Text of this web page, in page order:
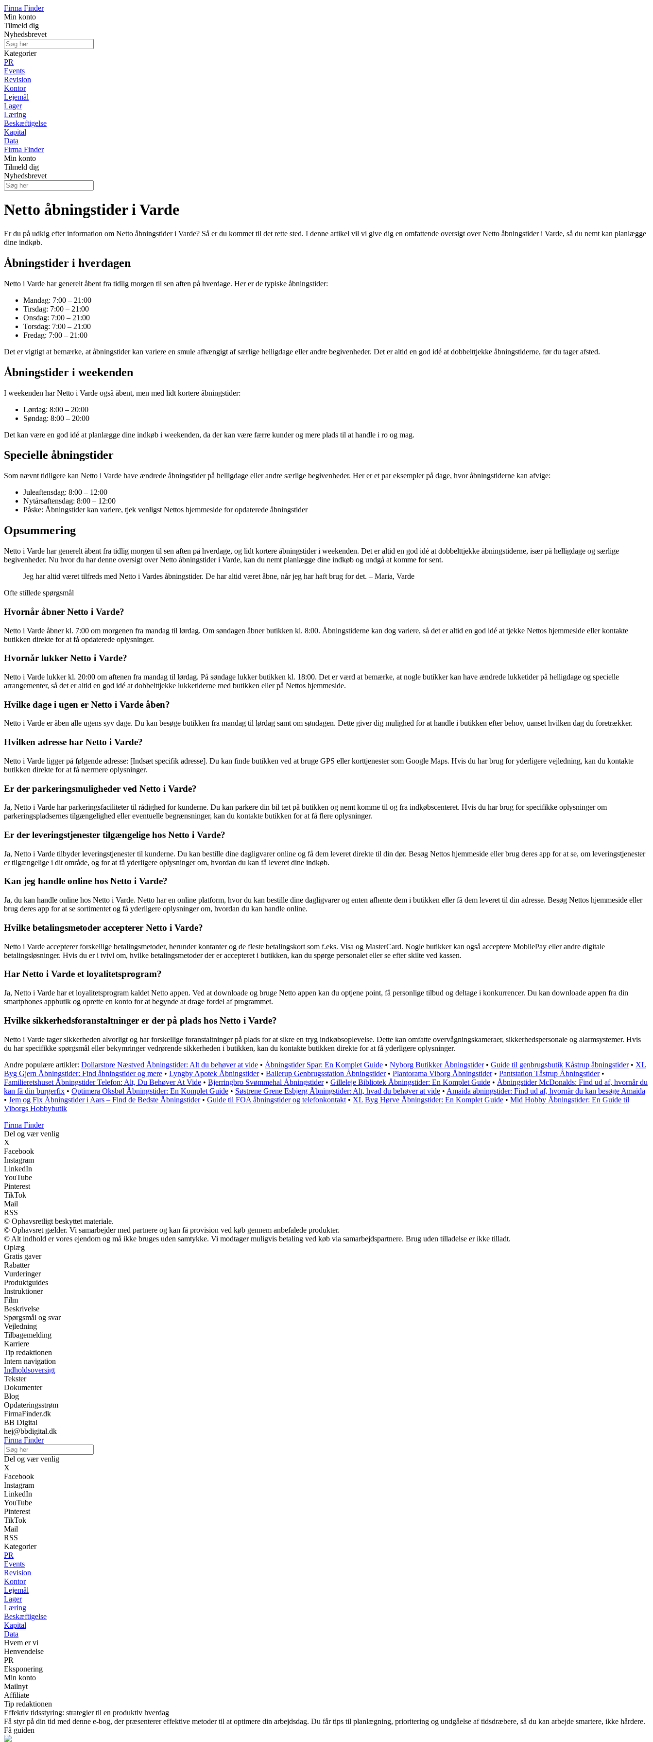
Firma Finder
Min konto
Tilmeld dig
Nyhedsbrevet
Kategorier
PR
Events
Revision
Kontor
Lejemål
Lager
Læring
Beskæftigelse
Kapital
Data
Firma Finder
Min konto
Tilmeld dig
Nyhedsbrevet
Netto åbningstider i Varde
Er du på udkig efter information om Netto åbningstider i Varde? Så er du kommet til det rette sted. I denne artikel vil vi give dig en omfattende oversigt over Netto åbningstider i Varde, så du nemt kan planlægge
dine indkøb.
Åbningstider i hverdagen
Netto i Varde har generelt åbent fra tidlig morgen til sen aften på hverdage. Her er de typiske åbningstider:
Mandag: 7:00 – 21:00
Tirsdag: 7:00 – 21:00
Onsdag: 7:00 – 21:00
Torsdag: 7:00 – 21:00
Fredag: 7:00 – 21:00
Det er vigtigt at bemærke, at åbningstider kan variere en smule afhængigt af særlige helligdage eller andre begivenheder. Det er altid en god idé at dobbelttjekke åbningstiderne, før du tager afsted.
Åbningstider i weekenden
I weekenden har Netto i Varde også åbent, men med lidt kortere åbningstider:
Lørdag: 8:00 – 20:00
Søndag: 8:00 – 20:00
Det kan være en god idé at planlægge dine indkøb i weekenden, da der kan være færre kunder og mere plads til at handle i ro og mag.
Specielle åbningstider
Som nævnt tidligere kan Netto i Varde have ændrede åbningstider på helligdage eller andre særlige begivenheder. Her er et par eksempler på dage, hvor åbningstiderne kan afvige:
Juleaftensdag: 8:00 – 12:00
Nytårsaftensdag: 8:00 – 12:00
Påske: Åbningstider kan variere, tjek venligst Nettos hjemmeside for opdaterede åbningstider
Opsummering
Netto i Varde har generelt åbent fra tidlig morgen til sen aften på hverdage, og lidt kortere åbningstider i weekenden. Det er altid en god idé at dobbelttjekke åbningstiderne, især på helligdage og særlige
begivenheder. Nu hvor du har denne oversigt over Netto åbningstider i Varde, kan du nemt planlægge dine indkøb og undgå at komme for sent.
Jeg har altid været tilfreds med Netto i Vardes åbningstider. De har altid været åbne, når jeg har haft brug for det. – Maria, Varde
Ofte stillede spørgsmål
Hvornår åbner Netto i Varde?
Netto i Varde åbner kl. 7:00 om morgenen fra mandag til lørdag. Om søndagen åbner butikken kl. 8:00. Åbningstiderne kan dog variere, så det er altid en god idé at tjekke Nettos hjemmeside eller kontakte
butikken direkte for at få opdaterede oplysninger.
Hvornår lukker Netto i Varde?
Netto i Varde lukker kl. 20:00 om aftenen fra mandag til lørdag. På søndage lukker butikken kl. 18:00. Det er værd at bemærke, at nogle butikker kan have ændrede lukketider på helligdage og specielle
arrangementer, så det er altid en god idé at dobbelttjekke lukketiderne med butikken eller på Nettos hjemmeside.
Hvilke dage i ugen er Netto i Varde åben?
Netto i Varde er åben alle ugens syv dage. Du kan besøge butikken fra mandag til lørdag samt om søndagen. Dette giver dig mulighed for at handle i butikken efter behov, uanset hvilken dag du foretrækker.
Hvilken adresse har Netto i Varde?
Netto i Varde ligger på følgende adresse: [Indsæt specifik adresse]. Du kan finde butikken ved at bruge GPS eller korttjenester som Google Maps. Hvis du har brug for yderligere vejledning, kan du kontakte
butikken direkte for at få nærmere oplysninger.
Er der parkeringsmuligheder ved Netto i Varde?
Ja, Netto i Varde har parkeringsfaciliteter til rådighed for kunderne. Du kan parkere din bil tæt på butikken og nemt komme til og fra indkøbscenteret. Hvis du har brug for specifikke oplysninger om
parkeringspladsernes tilgængelighed eller eventuelle begrænsninger, kan du kontakte butikken for at få flere oplysninger.
Er der leveringstjenester tilgængelige hos Netto i Varde?
Ja, Netto i Varde tilbyder leveringstjenester til kunderne. Du kan bestille dine dagligvarer online og få dem leveret direkte til din dør. Besøg Nettos hjemmeside eller brug deres app for at se, om leveringstjenester
er tilgængelige i dit område, og for at få yderligere oplysninger om, hvordan du kan få leveret dine indkøb.
Kan jeg handle online hos Netto i Varde?
Ja, du kan handle online hos Netto i Varde. Netto har en online platform, hvor du kan bestille dine dagligvarer og enten afhente dem i butikken eller få dem leveret til din adresse. Besøg Nettos hjemmeside eller
brug deres app for at se sortimentet og få yderligere oplysninger om, hvordan du kan handle online.
Hvilke betalingsmetoder accepterer Netto i Varde?
Netto i Varde accepterer forskellige betalingsmetoder, herunder kontanter og de fleste betalingskort som f.eks. Visa og MasterCard. Nogle butikker kan også acceptere MobilePay eller andre digitale
betalingsløsninger. Hvis du er i tvivl om, hvilke betalingsmetoder der er accepteret i butikken, kan du spørge personalet eller se efter skilte ved kassen.
Har Netto i Varde et loyalitetsprogram?
Ja, Netto i Varde har et loyalitetsprogram kaldet Netto appen. Ved at downloade og bruge Netto appen kan du optjene point, få personlige tilbud og deltage i konkurrencer. Du kan downloade appen fra din
smartphones appbutik og oprette en konto for at begynde at drage fordel af programmet.
Hvilke sikkerhedsforanstaltninger er der på plads hos Netto i Varde?
Netto i Varde tager sikkerheden alvorligt og har forskellige foranstaltninger på plads for at sikre en tryg indkøbsoplevelse. Dette kan omfatte overvågningskameraer, sikkerhedspersonale og alarmsystemer. Hvis
du har specifikke spørgsmål eller bekymringer vedrørende sikkerheden i butikken, kan du kontakte butikken direkte for at få yderligere oplysninger.
Andre populære artikler: Dollarstore Næstved Åbningstider: Alt du behøver at vide • Åbningstider Spar: En Komplet Guide • Nyborg Butikker Åbningstider• Guide til genbrugsbutik Kåstrup åbningstider• XL
Byg Gjern Åbningstider: Find åbningstider og mere • Lyngby Apotek Åbningstider• Ballerup Genbrugsstation Åbningstider• Plantorama Viborg Åbningstider• Pantstation Tåstrup Åbningstider•
Familieretshuset Åbningstider Telefon: Alt, Du Behøver At Vide • Bjerringbro Svømmehal Åbningstider• Gilleleje Bibliotek Åbningstider: En Komplet Guide • Åbningstider McDonalds: Find ud af, hvornår du
kan få din burgerfix • Optimera Oksbøl Åbningstider: En Komplet Guide • Søstrene Grene Esbjerg Åbningstider: Alt, hvad du behøver at vide • Amaida åbningstider: Find ud af, hvornår du kan besøge Amaida
• Jem og Fix Åbningstider i Aars – Find de Bedste Åbningstider• Guide til FOA åbningstider og telefonkontakt • XL Byg Hørve Åbningstider: En Komplet Guide • Mid Hobby Åbningstider: En Guide til
Viborgs Hobbybutik
Firma Finder
Del og vær venlig
X
Facebook
Instagram
LinkedIn
YouTube
Pinterest
TikTok
Mail
RSS
© Ophavsretligt beskyttet materiale.
© Ophavsret gælder. Vi samarbejder med partnere og kan få provision ved køb gennem anbefalede produkter.
© Alt indhold er vores ejendom og må ikke bruges uden samtykke. Vi modtager muligvis betaling ved køb via samarbejdspartnere. Brug uden tilladelse er ikke tilladt.
Oplæg
Gratis gaver
Rabatter
Vurderinger
Produktguides
Instruktioner
Film
Beskrivelse
Spørgsmål og svar
Vejledning
Tilbagemelding
Karriere
Tip redaktionen
Intern navigation
Indholdsoversigt
Tekster
Dokumenter
Blog
Opdateringsstrøm
FirmaFinder.dk
BB Digital
hej@bbdigital.dk
Firma Finder
Del og vær venlig
X
Facebook
Instagram
LinkedIn
YouTube
Pinterest
TikTok
Mail
RSS
Kategorier
PR
Events
Revision
Kontor
Lejemål
Lager
Læring
Beskæftigelse
Kapital
Data
Hvem er vi
Henvendelse
PR
Eksponering
Min konto
Mailnyt
Affiliate
Tip redaktionen
Effektiv tidsstyring: strategier til en produktiv hverdag
Få styr på din tid med denne e-bog, der præsenterer effektive metoder til at optimere din arbejdsdag. Du får tips til planlægning, prioritering og undgåelse af tidsdræbere, så du kan arbejde smartere, ikke hårdere.
Få guiden